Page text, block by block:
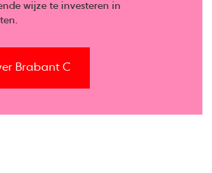
wijze te investeren in
Brabant C